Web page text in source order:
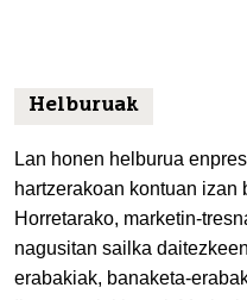
Helburuak
Lan honen helburua
hartzerakoan kontuan izan
Horretarako, marketin-
nagusitan sailka
erabakiak, banaketa-